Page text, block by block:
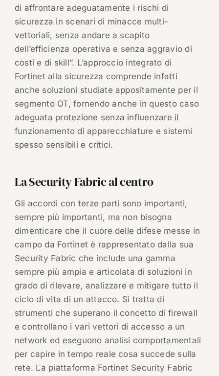
di affrontare adeguatamente i rischi di
sicurezza in scenari di minacce multi-
vettoriali, senza andare a scapito
dell’efficienza operativa e senza aggravio di
costi e di skill”. L’approccio integrato di
Fortinet alla sicurezza comprende infatti
anche soluzioni studiate appositamente per il
segmento OT, fornendo anche in questo caso
adeguata protezione senza influenzare il
funzionamento di apparecchiature e sistemi
spesso sensibili e critici.
La Security Fabric al centro
Gli accordi con terze parti sono importanti,
sempre più importanti, ma non bisogna
dimenticare che il cuore delle difese messe in
campo da Fortinet è rappresentato dalla sua
Security Fabric che include una gamma
sempre più ampia e articolata di soluzioni in
grado di rilevare, analizzare e mitigare tutto il
ciclo di vita di un attacco. Si tratta di
strumenti che superano il concetto di firewall
e controllano i vari vettori di accesso a un
network ed eseguono analisi comportamentali
per capire in tempo reale cosa succede sulla
rete. La piattaforma Fortinet Security Fabric